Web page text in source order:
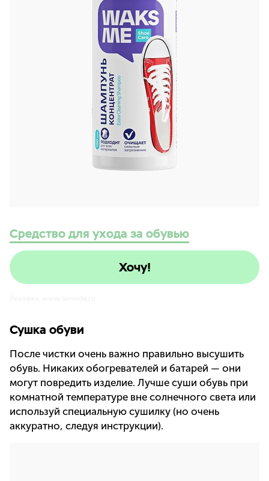
Средство для ухода за обувью
Хочу!
Сушка обуви
После чистки очень важно правильно высушить
обувь. Никаких обогревателей и батарей — они
могут повредить изделие. Лучше суши обувь при
комнатной температуре вне солнечного света или
используй специальную сушилку (но очень
аккуратно, следуя инструкции).